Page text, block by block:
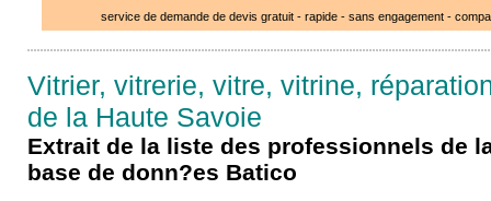
service de demande de devis gratuit - rapide - sans engagement -
Vitrier, vitrerie, vitre, vitrine,
de la Haute Savoie
Extrait de la liste des professionnels de
base de donn?es Batico